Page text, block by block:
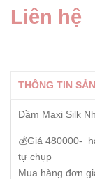
Liên hệ
THÔNG TIN
Đầm Maxi Silk
💰Giá 480000-
tự chụp
Mua hàng đơn